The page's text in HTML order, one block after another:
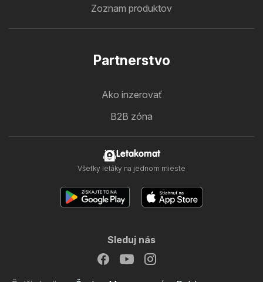
Zoznam produktov
Partnerstvo
Ako inzerovať
B2B zóna
Letakomat
Všetky letáky na jednom mieste
Sleduj nás